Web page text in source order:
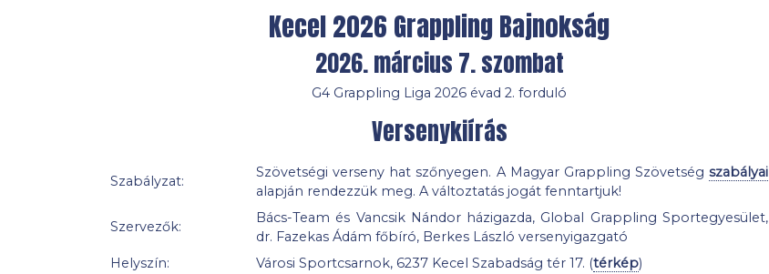
Kecel 2026 Grappling Bajnokság
2026. március 7. szombat
G4 Grappling Liga 2026 évad 2. forduló
Versenykiírás
Szabályzat:
Szövetségi verseny hat szőnyegen. A Magyar Grappling Szövetség szabályai
alapján rendezzük meg. A változtatás jogát fenntartjuk!
Szervezők:
Bács-Team és Vancsik Nándor házigazda, Global Grappling Sportegyesület,
dr. Fazekas Ádám főbíró, Berkes László versenyigazgató
Helyszín:
Városi Sportcsarnok, 6237 Kecel Szabadság tér 17. (térkép)